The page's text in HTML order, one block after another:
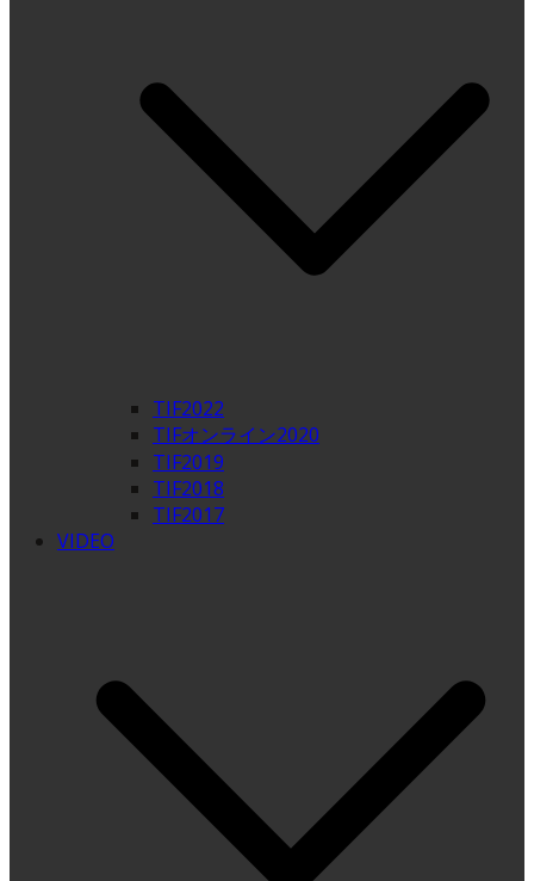
TIF2022
TIFオンライン2020
TIF2019
TIF2018
TIF2017
VIDEO